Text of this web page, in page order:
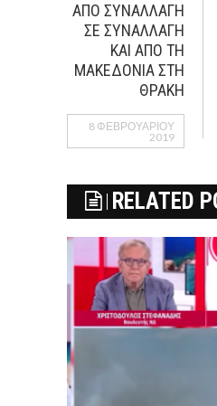
ΑΠΟ ΣΥΝΑΛΛΑΓΗ
ΣΕ ΣΥΝΑΛΛΑΓΗ
ΚΑΙ ΑΠΟ ΤΗ
ΜΑΚΕΔΟΝΙΑ ΣΤΗ
ΘΡΑΚΗ
8 ΦΕΒΡΟΥΑΡΊΟΥ
2019
RELATED